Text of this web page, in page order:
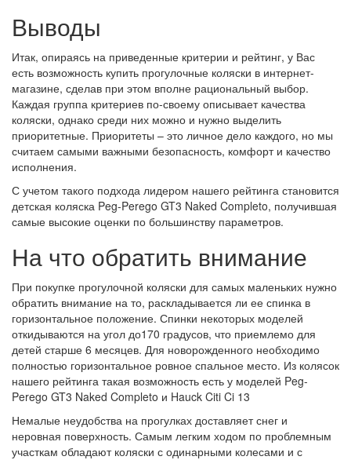
Выводы
Итак, опираясь на приведенные критерии и рейтинг, у Вас
есть возможность купить прогулочные коляски в интернет-
магазине, сделав при этом вполне рациональный выбор.
Каждая группа критериев по-своему описывает качества
коляски, однако среди них можно и нужно выделить
приоритетные. Приоритеты – это личное дело каждого, но мы
считаем самыми важными безопасность, комфорт и качество
исполнения.
С учетом такого подхода лидером нашего рейтинга становится
детская коляска Peg-Perego GT3 Naked Completo, получившая
самые высокие оценки по большинству параметров.
На что обратить внимание
При покупке прогулочной коляски для самых маленьких нужно
обратить внимание на то, раскладывается ли ее спинка в
горизонтальное положение. Спинки некоторых моделей
откидываются на угол до170 градусов, что приемлемо для
детей старше 6 месяцев. Для новорожденного необходимо
полностью горизонтальное ровное спальное место. Из колясок
нашего рейтинга такая возможность есть у моделей Peg-
Perego GT3 Naked Completo и Hauck Citi Ci 13
Немалые неудобства на прогулках доставляет снег и
неровная поверхность. Самым легким ходом по проблемным
участкам обладают коляски с одинарными колесами и с